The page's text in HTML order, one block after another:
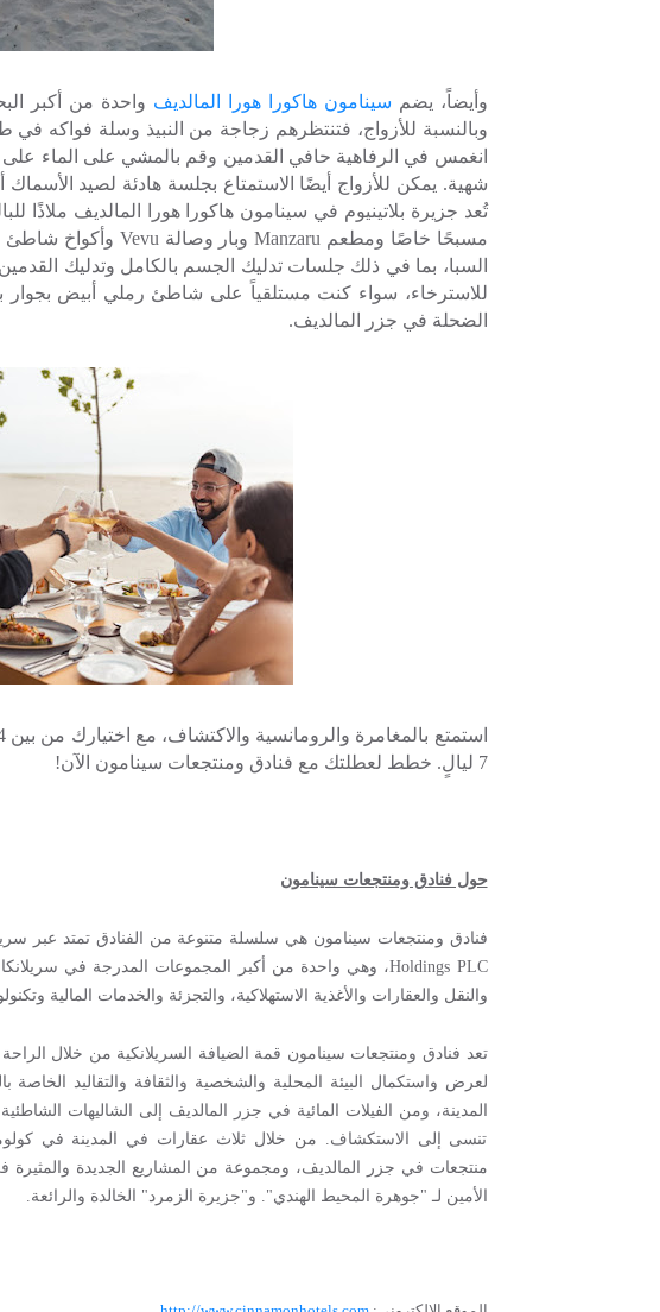
وأيضاً، يضم سينامون هاكورا هورا المالديف واحدة من أكبر
وبالنسبة للأزواج، فتنتظرهم زجاجة من النبيذ وسلة فواكه
انغمس في الرفاهية حافي القدمين وقم بالمشي على الماء
شهية. يمكن للأزواج أيضًا الاستمتاع بجلسة هادئة لصيد الأسماك
تُعد جزيرة بلاتينيوم في سينامون هاكورا هورا المالديف ملاذًا
مسبحًا خاصًا ومطعم Manzaruوبار وصالة Vevu وأكواخ شاطئ
السبا، بما في ذلك جلسات تدليك الجسم بالكامل وتدليك القدمين
للاسترخاء، سواء كنت مستلقياً على شاطئ رملي أبيض بجوار
الضحلة في جزر المالديف.
7 ليالٍ. خطط لعطلتك مع فنادق ومنتجعات سينامون الآن!
حول فنادق ومنتجعات سينامون
فنادق ومنتجعات سينامون هي سلسلة متنوعة من الفنادق تمتد عبر
Holdings PLC، وهي واحدة من أكبر المجموعات المدرجة في
والنقل والعقارات والأغذية الاستهلاكية، والتجزئة والخدمات المالية
تعد فنادق ومنتجعات سينامون قمة الضيافة السريلانكية من خلال
لعرض واستكمال البيئة المحلية والشخصية والثقافة والتقاليد
المدينة، ومن الفيلات المائية في جزر المالديف إلى الشاليهات
تنسى إلى الاستكشاف. من خلال ثلاث عقارات في المدينة في
منتجعات في جزر المالديف، ومجموعة من المشاريع الجديدة
الأمين لـ "جوهرة المحيط الهندي". و"جزيرة الزمرد" الخالدة والرائعة.